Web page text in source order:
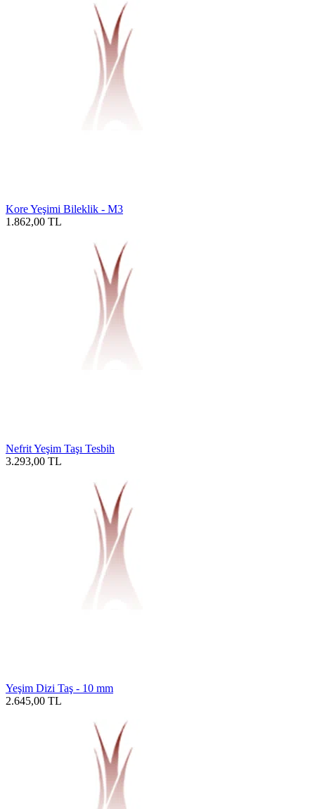
Kore Yeşimi Bileklik - M3
1.862,00 TL
Nefrit Yeşim Taşı Tesbih
3.293,00 TL
Yeşim Dizi Taş - 10 mm
2.645,00 TL